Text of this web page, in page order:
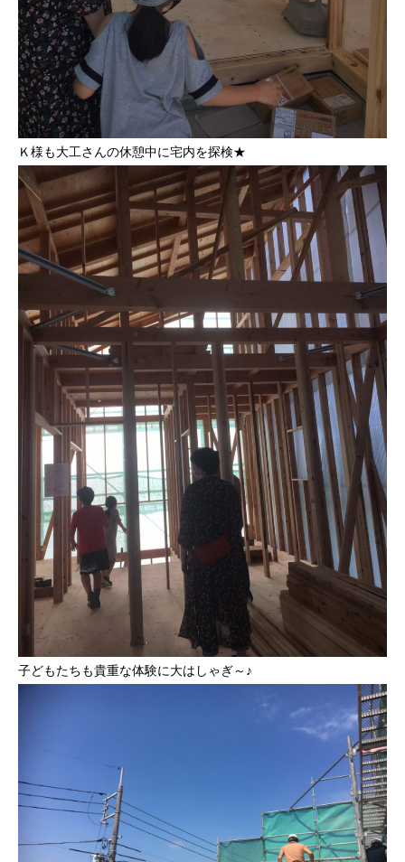
Ｋ様も大工さんの休憩中に宅内を探検★
子どもたちも貴重な体験に大はしゃぎ～♪